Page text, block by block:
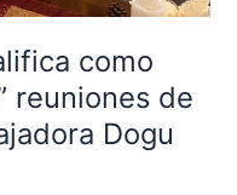
como
reuniones de
Dogu